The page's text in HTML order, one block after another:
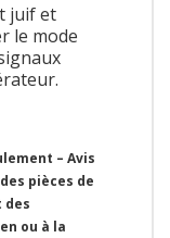
juif et
le mode
– Avis
pièces de
des
ou à la